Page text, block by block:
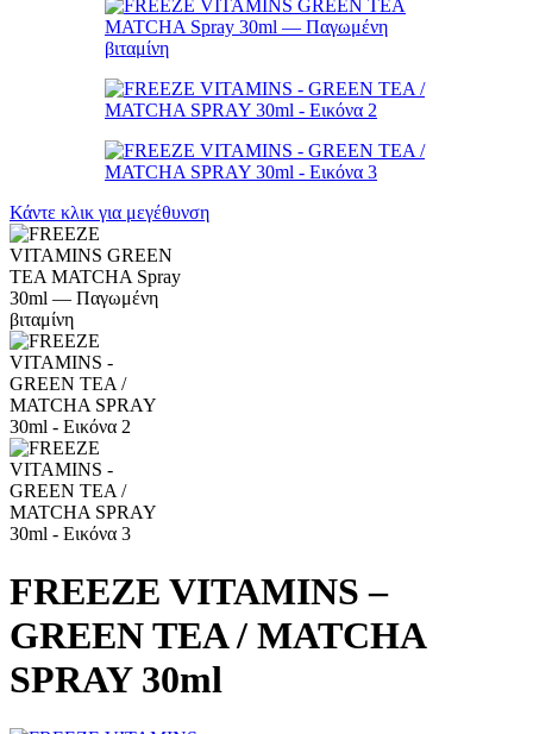
Κάντε κλικ για μεγέθυνση
FREEZE VITAMINS –
GREEN TEA / MATCHA
SPRAY 30ml